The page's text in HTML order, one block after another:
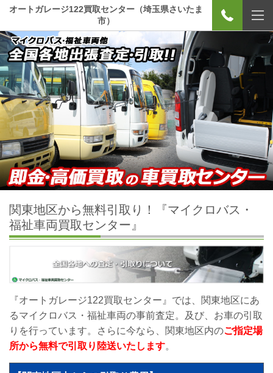
オートガレージ122買取センター（埼玉県さいたま
市）
関東地区から無料引取り！『マイクロバス・
福祉車両買取センター』
『オートガレージ122買取センター』では、関東地区にあ
るマイクロバス・福祉車両の事前査定。及び、お車の引取
りを行っています。さらに今なら、関東地区内のご指定場
所から無料で引取り陸送いたします。